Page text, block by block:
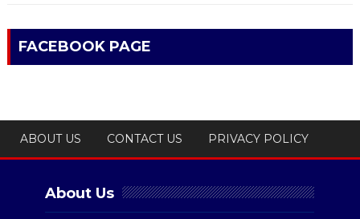
FACEBOOK PAGE
ABOUT US CONTACT US PRIVACY POLICY
About Us